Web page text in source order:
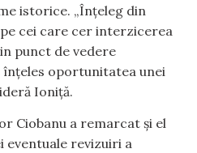
istorice. „Înțeleg din
cei care cer interzicerea
punct de vedere
oportunitatea unei
Ioniță.
Ciobanu a remarcat și el
eventuale revizuiri a